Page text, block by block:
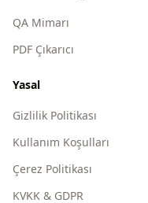
QA Mimarı
PDF Çıkarıcı
Yasal
Gizlilik Politikası
Kullanım Koşulları
Çerez Politikası
KVKK & GDPR